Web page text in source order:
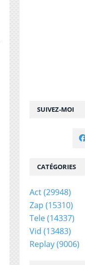
SUIVEZ-MOI
CATÉGORIES
Act(29948)
Zap (15310)
Tele(14337)
Vid (13483)
Replay(9006)